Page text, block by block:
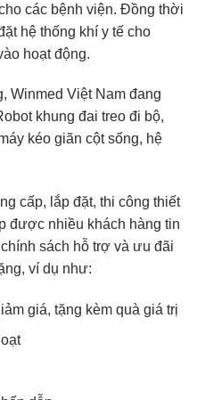
các bệnh viện. Đồng thời
hệ thống khí y tế cho
hoạt động.
Winmed Việt Nam đang
khung đai treo đi bộ,
kéo giãn cột sống, hệ
cấp, lắp đặt, thi công thiết
được nhiều khách hàng tin
sách hỗ trợ và ưu đãi
ví dụ như:
giá, tặng kèm quà giá trị